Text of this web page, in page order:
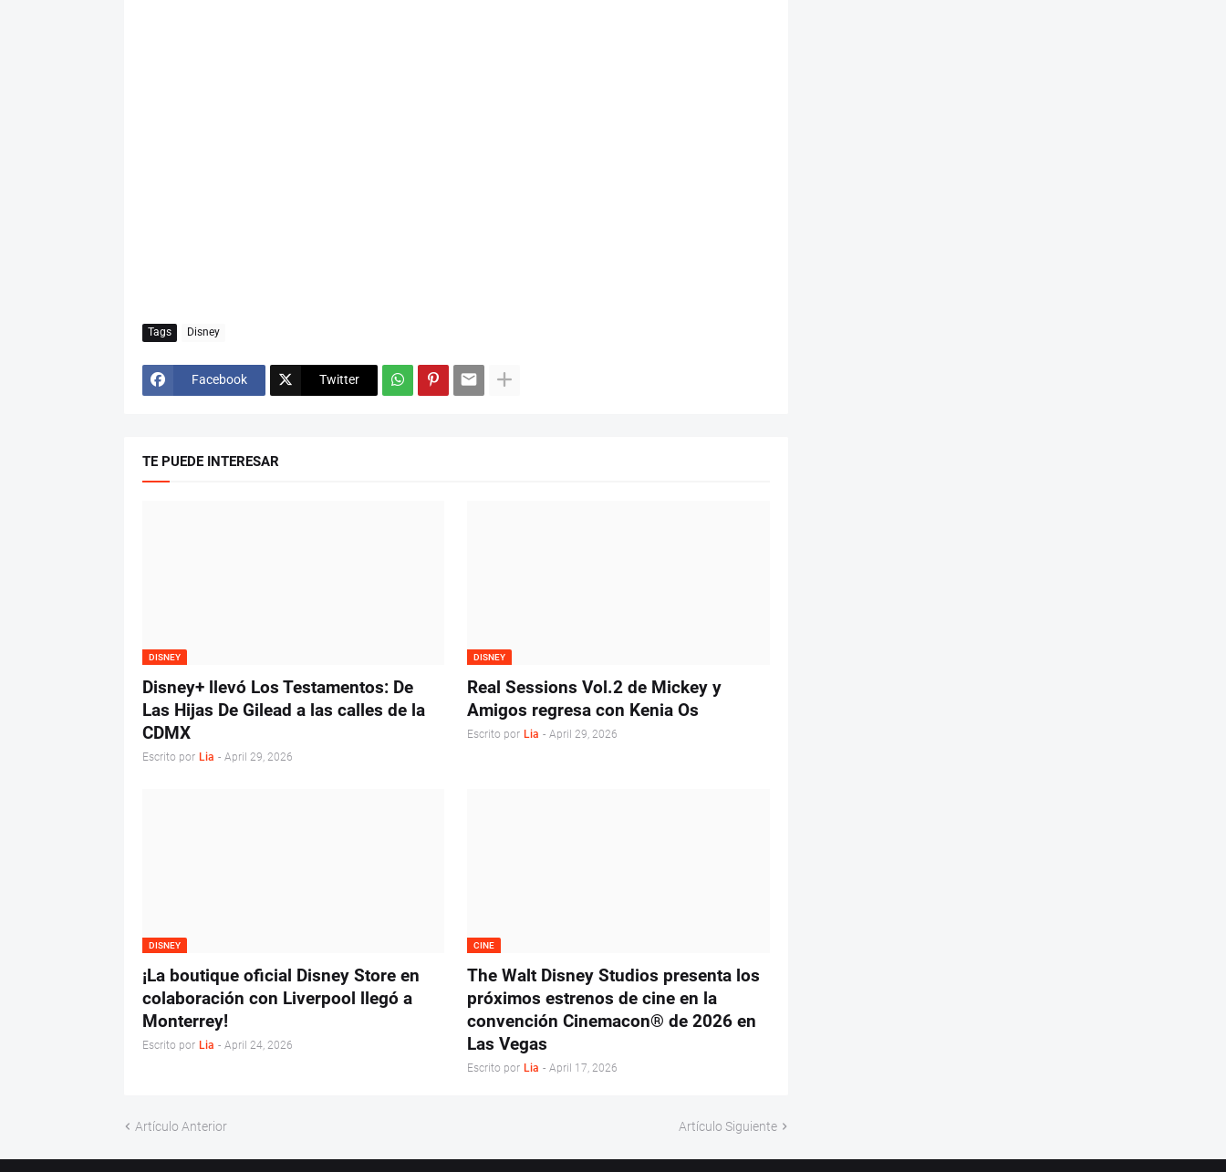
Tags Disney
Facebook Twitter
TE PUEDE INTERESAR
DISNEY
Disney+ llevó Los Testamentos: De
Las Hijas De Gilead a las calles de la
CDMX
Escrito por Lia - April 29, 2026
DISNEY
Real Sessions Vol.2 de Mickey y
Amigos regresa con Kenia Os
Escrito por Lia - April 29, 2026
DISNEY
¡La boutique oficial Disney Store en
colaboración con Liverpool llegó a
Monterrey!
Escrito por Lia - April 24, 2026
CINE
The Walt Disney Studios presenta los
próximos estrenos de cine en la
convención Cinemacon® de 2026 en
Las Vegas
Escrito por Lia - April 17, 2026
Artículo Anterior Artículo Siguiente